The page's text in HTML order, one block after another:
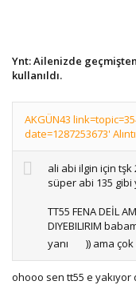
Ynt: Ailenizde
kullanıldı.
AKGÜN43
date=1287253673'
ali abi ilgin için tşk
süper abi 135 gibi
TT55 FENA DEİL
DIYEBILIRIM
yanı
)) ama
ohooo sen tt55 e